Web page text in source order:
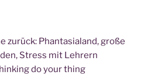
zurück: Phan­ta­sia­land, gro­ße
Stress mit Lehrern
do your thing